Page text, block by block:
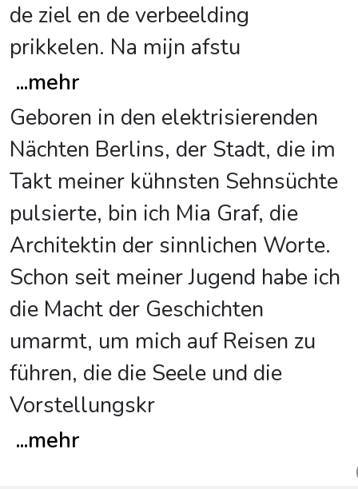
de ziel en de verbeelding
prikkelen. Na mijn afstu
...mehr
Geboren in den elektrisierenden
Nächten Berlins, der Stadt, die im
Takt meiner kühnsten Sehnsüchte
pulsierte, bin ich Mia Graf, die
Architektin der sinnlichen Worte.
Schon seit meiner Jugend habe ich
die Macht der Geschichten
umarmt, um mich auf Reisen zu
führen, die die Seele und die
Vorstellungskr
...mehr